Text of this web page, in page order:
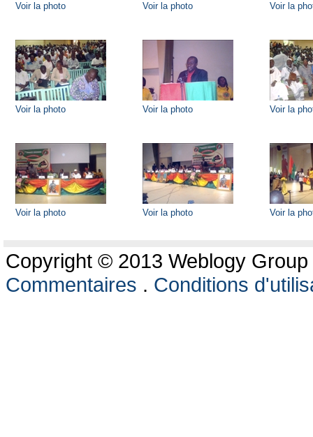
Voir la photo Voir la photo Voir la
Voir la photo Voir la photo Voir la
Voir la photo Voir la photo Voir la
Copyright © 2013 Weblogy
Commentaires . Conditions